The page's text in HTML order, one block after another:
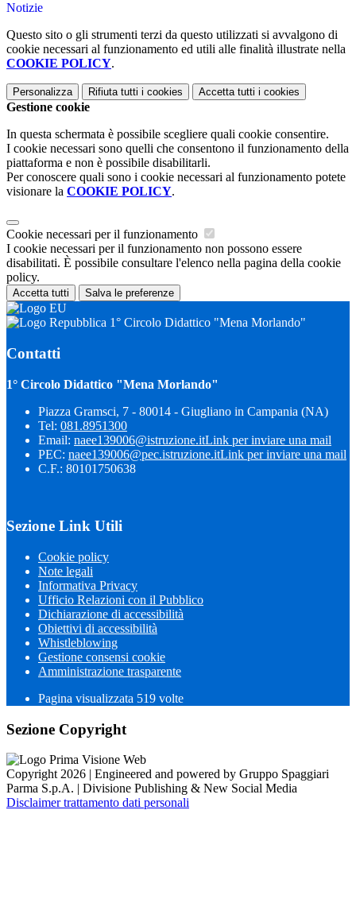
Notizie
Questo sito o gli strumenti terzi da questo utilizzati si avvalgono di
cookie necessari al funzionamento ed utili alle finalità illustrate nella
COOKIE POLICY.
Personalizza Rifiuta tutti i cookies Accetta tutti i cookies
Gestione cookie
In questa schermata è possibile scegliere quali cookie consentire.
I cookie necessari sono quelli che consentono il funzionamento della
piattaforma e non è possibile disabilitarli.
Per conoscere quali sono i cookie necessari al funzionamento potete
visionare la COOKIE POLICY.
Cookie necessari per il funzionamento
I cookie necessari per il funzionamento non possono essere
disabilitati. È possibile consultare l'elenco nella pagina della cookie
policy.
Accetta tutti Salva le preferenze
1° Circolo Didattico "Mena Morlando"
Contatti
1° Circolo Didattico "Mena Morlando"
Piazza Gramsci, 7 - 80014 - Giugliano in Campania (NA)
Tel: 081.8951300
Email: naee139006@istruzione.itLink per inviare una mail
PEC: naee139006@pec.istruzione.itLink per inviare una mail
C.F.: 80101750638
Sezione Link Utili
Cookie policy
Note legali
Informativa Privacy
Ufficio Relazioni con il Pubblico
Dichiarazione di accessibilità
Obiettivi di accessibilità
Whistleblowing
Gestione consensi cookie
Amministrazione trasparente
Pagina visualizzata 519 volte
Sezione Copyright
Copyright 2026 | Engineered and powered by Gruppo Spaggiari
Parma S.p.A. | Divisione Publishing & New Social Media
Disclaimer trattamento dati personali